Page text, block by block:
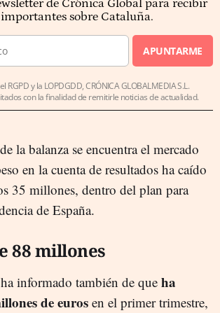
de Crónica Global para recibir
sobre Cataluña.
APUNTARME
RGPD y la LOPDGDD, CRÓNICA GLOBALMEDIA S.L.
con la finalidad de remitirle noticias de actualidad.
la balanza se encuentra el mercado
en la cuenta de resultados ha caído
35 millones, dentro del plan para
de España.
88 millones
informado también de que ha
de euros en el primer trimestre,